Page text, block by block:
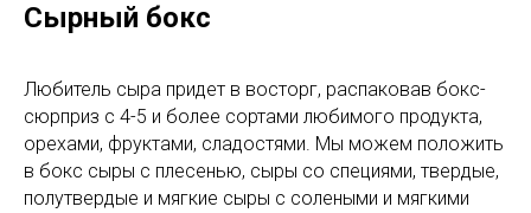
Сырный бокс
Любитель сыра придет в восторг, распаковав бокс-
сюрприз с 4-5 и более сортами любимого продукта,
орехами, фруктами, сладостями. Мы можем положить
в бокс сыры с плесенью, сыры со специями, твердые,
полутвердые и мягкие сыры с солеными и мягкими